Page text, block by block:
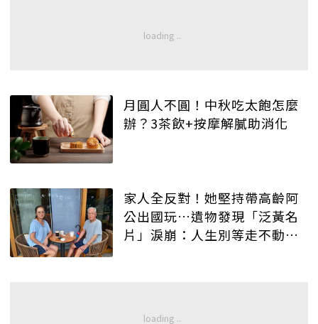
月圓人不圓！中秋吃太飽怎麼
辦？3茶飲+按摩解膩助消化
家人全反對！她堅持帶高齡阿
公出國玩…遺物發現「泛黃名
片」淚崩：人生別等走不動才